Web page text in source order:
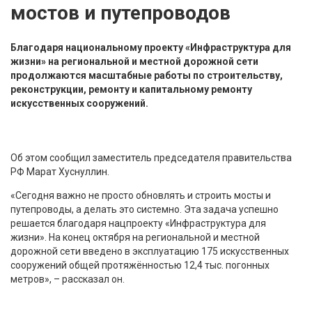
мостов и путепроводов
Благодаря национальному проекту «Инфраструктура для
жизни» на региональной и местной дорожной сети
продолжаются масштабные работы по строительству,
реконструкции, ремонту и капитальному ремонту
искусственных сооружений.
Об этом сообщил заместитель председателя правительства
РФ Марат Хуснуллин.
«Сегодня важно не просто обновлять и строить мосты и
путепроводы, а делать это системно. Эта задача успешно
решается благодаря нацпроекту «Инфраструктура для
жизни». На конец октября на региональной и местной
дорожной сети введено в эксплуатацию 175 искусственных
сооружений общей протяжённостью 12,4 тыс. погонных
метров», – рассказал он.